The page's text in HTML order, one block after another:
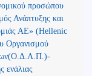
προσώπου
Ανάπτυξης και
ΑΕ» (Hellenic
Οργανισμού
ενάλιας